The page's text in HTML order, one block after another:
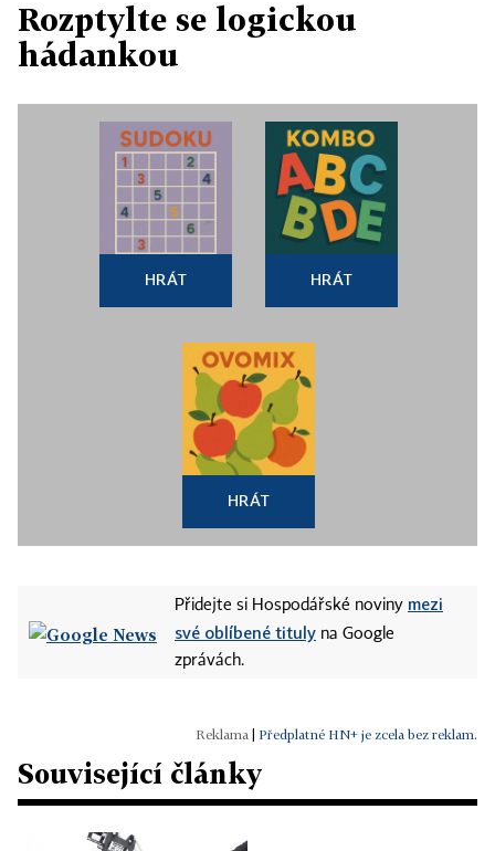
Rozptylte se logickou
hádankou
HRÁT HRÁT
HRÁT
Přidejte si Hospodářské noviny mezi
své oblíbené tituly na Google
zprávách.
Předplatné HN+ je zcela bez reklam.
Související články